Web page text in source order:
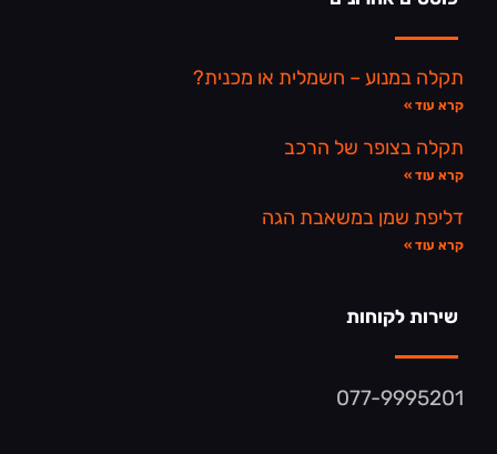
תקלה במנוע – חשמלית או מכנית?
קרא עוד »
תקלה בצופר של הרכב
קרא עוד »
דליפת שמן במשאבת הגה
קרא עוד »
שירות לקוחות
077-9995201